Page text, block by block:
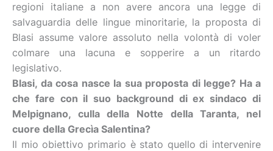
regioni italiane a non avere ancora una legge di
salvaguardia delle lingue minoritarie, la proposta di
Blasi assume valore assoluto nella volontà di voler
colmare una lacuna e sopperire a un ritardo
legislativo.
Blasi, da cosa nasce la sua proposta di legge? Ha a
che fare con il suo background di ex sindaco di
Melpignano, culla della Notte della Taranta, nel
cuore della Grecìa Salentina?
Il mio obiettivo primario è stato quello di intervenire